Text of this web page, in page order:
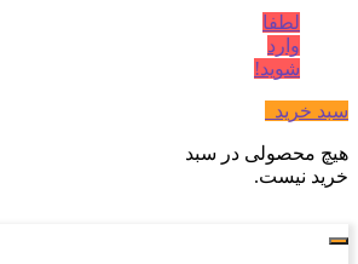
لطفا
وارد
شوید!
سبد خرید
هیچ محصولی در سبد
خرید نیست.